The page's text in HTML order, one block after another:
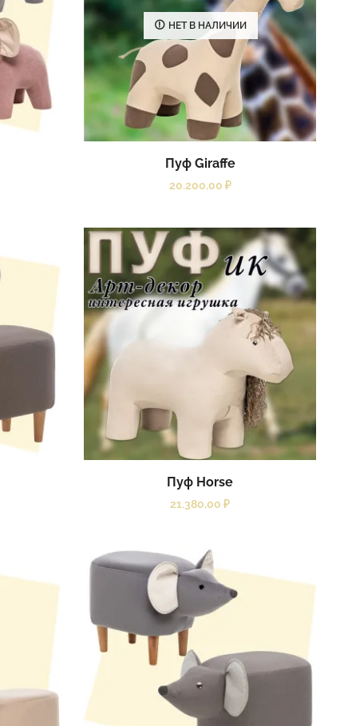
НЕТ В НАЛИЧИИ
Пуф Giraffe
20.200,00 ₽
Пуф Horse
21.380,00 ₽